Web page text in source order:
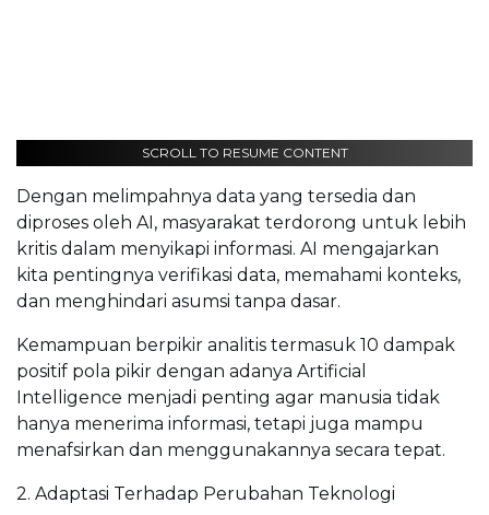
SCROLL TO RESUME CONTENT
Dengan melimpahnya data yang tersedia dan
diproses oleh AI, masyarakat terdorong untuk lebih
kritis dalam menyikapi informasi. AI mengajarkan
kita pentingnya verifikasi data, memahami konteks,
dan menghindari asumsi tanpa dasar.
Kemampuan berpikir analitis termasuk 10 dampak
positif pola pikir dengan adanya Artificial
Intelligence menjadi penting agar manusia tidak
hanya menerima informasi, tetapi juga mampu
menafsirkan dan menggunakannya secara tepat.
2. Adaptasi Terhadap Perubahan Teknologi